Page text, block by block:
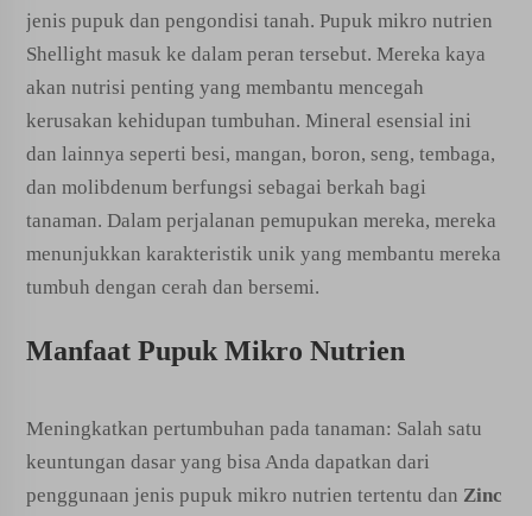
jenis pupuk dan pengondisi tanah. Pupuk mikro nutrien
Shellight masuk ke dalam peran tersebut. Mereka kaya
akan nutrisi penting yang membantu mencegah
kerusakan kehidupan tumbuhan. Mineral esensial ini
dan lainnya seperti besi, mangan, boron, seng, tembaga,
dan molibdenum berfungsi sebagai berkah bagi
tanaman. Dalam perjalanan pemupukan mereka, mereka
menunjukkan karakteristik unik yang membantu mereka
tumbuh dengan cerah dan bersemi.
Manfaat Pupuk Mikro Nutrien
Meningkatkan pertumbuhan pada tanaman: Salah satu
keuntungan dasar yang bisa Anda dapatkan dari
penggunaan jenis pupuk mikro nutrien tertentu dan Zinc